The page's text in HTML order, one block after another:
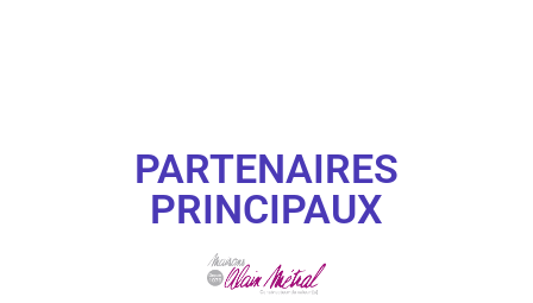
PARTENAIRES
PRINCIPAUX